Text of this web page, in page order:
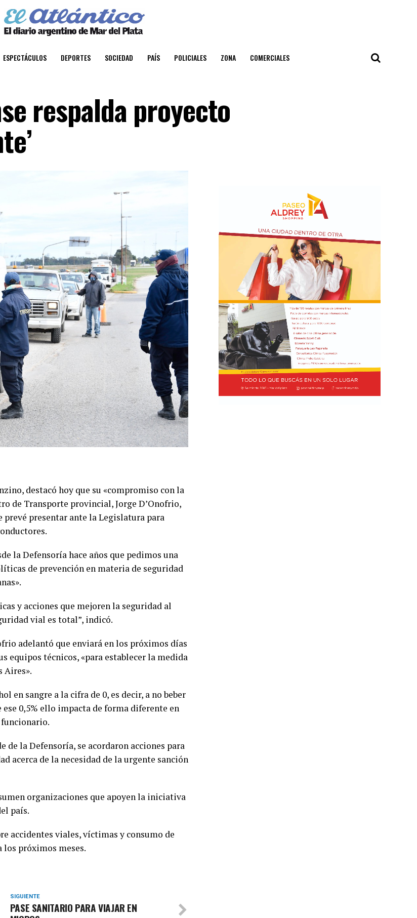
ESPECTÁCULOS DEPORTES SOCIEDAD PAÍS POLICIALES ZONA COMERCIALES
respalda proyecto
destacó hoy que su «compromiso con la
de Transporte provincial, Jorge D’Onofrio,
presentar ante la Legislatura para
la Defensoría hace años que pedimos una
de prevención en materia de seguridad
y acciones que mejoren la seguridad al
vial es total”, indicó.
adelantó que enviará en los próximos días
equipos técnicos, «para establecer la medida
Aires».
en sangre a la cifra de 0, es decir, a no beber
0,5% ello impacta de forma diferente en
funcionario.
de la Defensoría, se acordaron acciones para
acerca de la necesidad de la urgente sanción
organizaciones que apoyen la iniciativa
país.
accidentes viales, víctimas y consumo de
los próximos meses.
SIGUIENTE
PASE SANITARIO PARA VIAJAR EN